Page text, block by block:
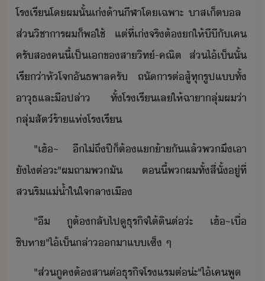
โรเรี​โ​ผ​ั้​เ่​้า​ีฬา​โเฉพาะ​ ​าส​เ็ต​ล​ ​
ส่​ิชาาร​ผ​็​พใช้​ ​แต่​ที่​เ่​จริ​ต้​​ให้​ีี​ั​เค​
ครั​ส​ค​ี้​เป็​เ​ข​สา​ิท์​-​คณิต​ ​ส่​ไ้​เ็​ั้​
เรี่า​หัโจ​ัธพาล​ครั​ ​ถั​ารต่สู้​ทุ​รูปแ​ทั้​
าุธ​และ​ืป​ล่า​ ​ทั้​โรเรี​เล​ให้​ฉาา​ลุ่​ผ​่า​
ลุ่​สัต์ร้า​แห่​โรเรี
"​เฮ้​~​ ​ี​ไ่​ถึ​ปี​็​ต้​แ้า​ั​แล้​พ​ึ​เา​
ัไ​ต่​ะ​"​ผ​ถา​พ​ั​ ​ตี้​พผ​ทั้​สี่​ั้​ู่​ที่​
ส​ริแ่้ำ​ใ​ใจลา​เื
"​ื​ ​ู​ต้​ลั​ไปู​ธุริจ​ใต้ิ​ต่​่ะ​ ​เฮ้​~​เื่​
ชิหา​"​ไ้​เ็​ล่า​า​แ​เซ็​ ​ๆ
"​ส่​ู​ค​ต้​สาต่​ธุริจ​โรแร​ต่​่ะ​"​ไ้​เค​พู​